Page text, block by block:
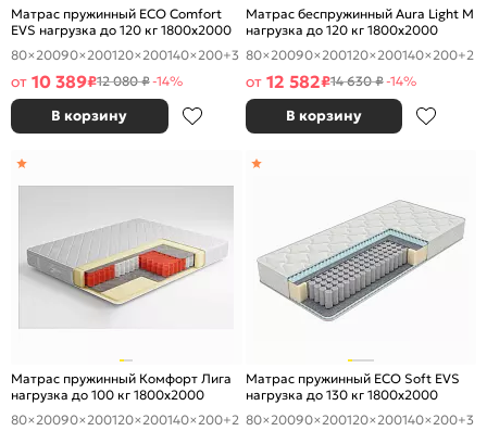
Матрас пружинный ECO Comfort
EVS нагрузка до 120 кг 1800x2000
80×20090×200120×200140×200+3
от 10 389₽12 080 ₽-14%
В корзину
Матрас беспружинный Aura Light M
нагрузка до 120 кг 1800x2000
80×20090×200120×200140×200+2
от 12 582₽14 630 ₽-14%
В корзину
Матрас пружинный Комфорт Лига
нагрузка до 100 кг 1800x2000
80×20090×200120×200140×200+2
Матрас пружинный ECO Soft EVS
нагрузка до 130 кг 1800x2000
80×20090×200120×200140×200+3